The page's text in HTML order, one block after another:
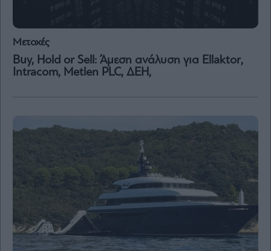
Μετοχές
Buy, Hold or Sell: Άμεση ανάλυση για Ellaktor,
Intracom, Metlen PLC, ΔΕΗ,